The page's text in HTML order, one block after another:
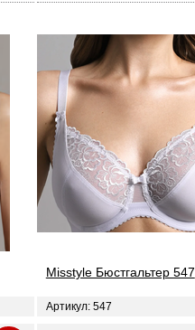
Misstyle Бюстгальтер 547
Артикул: 547